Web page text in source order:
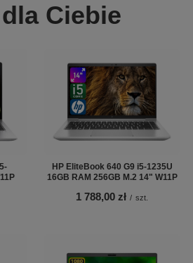
Ciebie
HP EliteBook 640 G9 i5-1235U
16GB RAM 256GB M.2 14" W11P
1 788,00 zł / szt.